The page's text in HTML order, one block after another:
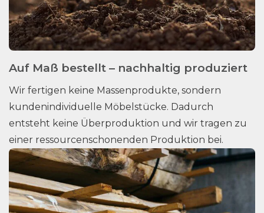
Auf Maß bestellt – nachhaltig produziert
Wir fertigen keine Massenprodukte, sondern
kundenindividuelle Möbelstücke. Dadurch
entsteht keine Überproduktion und wir tragen zu
einer ressourcenschonenden Produktion bei.